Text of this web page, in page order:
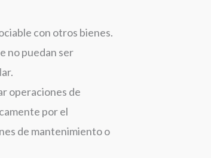
con otros bienes.
no puedan ser
operaciones de
por el
de mantenimiento o